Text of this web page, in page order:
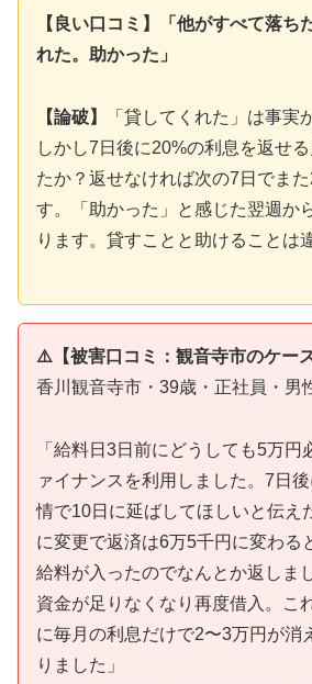
【良い口コミ】「他がすべて落ち
れた。助かった」
【論破】
「貸してくれた」は事実
しかし7日後に20%の利息を返せ
たか？返せなければ次の7日でま
す。「助かった」と感じた翌週か
ります。貸すことと助けることは
⚠️【被害口コミ：観音寺市のケー
香川観音寺市・39歳・正社員・男
「給料日3日前にどうしても5万円
ァイナンスを利用しました。7日
情で10日に延ばしてほしいと伝え
に変更で返済は6万5千円に変わる
給料が入ったのでなんとか返しま
資金が足りなくなり再度借入。こ
に毎月の利息だけで2〜3万円が消
りました」